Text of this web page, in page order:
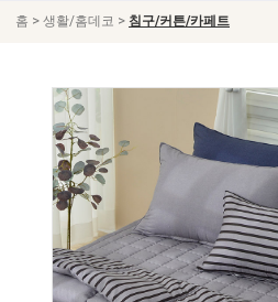
홈 > 생활/홈데코 > 침구/커튼/카페트